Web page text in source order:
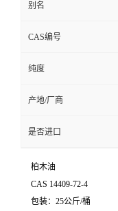
别名
CAS编号
纯度
产地/厂商
是否进口
柏木油
CAS 14409-72-4
包装：25公斤/桶